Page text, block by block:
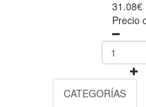
31.08€
Precio
CATEGORÍAS